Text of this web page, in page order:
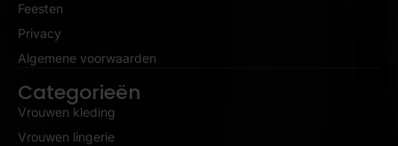
Feesten
Privacy
Algemene voorwaarden
Categorieën
Vrouwen kleding
Vrouwen lingerie